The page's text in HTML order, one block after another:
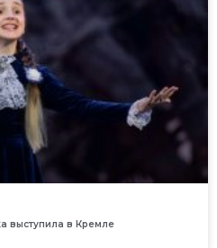
выступила в Кремле